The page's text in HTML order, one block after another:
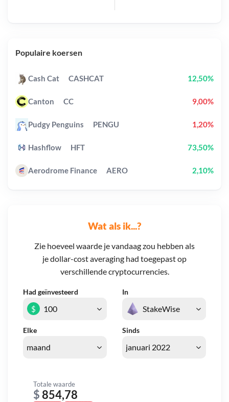
Wat als ik...?
Zie hoeveel waarde je vandaag zou hebben als
je dollar-cost averaging had toegepast op
verschillende cryptocurrencies.
Had geïnvesteerd In
Elke Sinds
$
Totale waarde
$ 854,78
Populaire koersen
Cash Cat CASHCAT 12,50%
Canton CC 9,00%
Pudgy Penguins PENGU 1,20%
Hashflow HFT 73,50%
Aerodrome Finance AERO 2,10%